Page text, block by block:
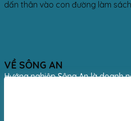
dấn thân vào con đường làm
VỀ SÔNG AN
Hướng nghiệp Sông An là doanh